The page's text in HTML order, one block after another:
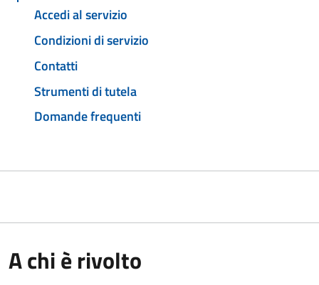
Accedi al servizio
Condizioni di servizio
Contatti
Strumenti di tutela
Domande frequenti
A chi è rivolto